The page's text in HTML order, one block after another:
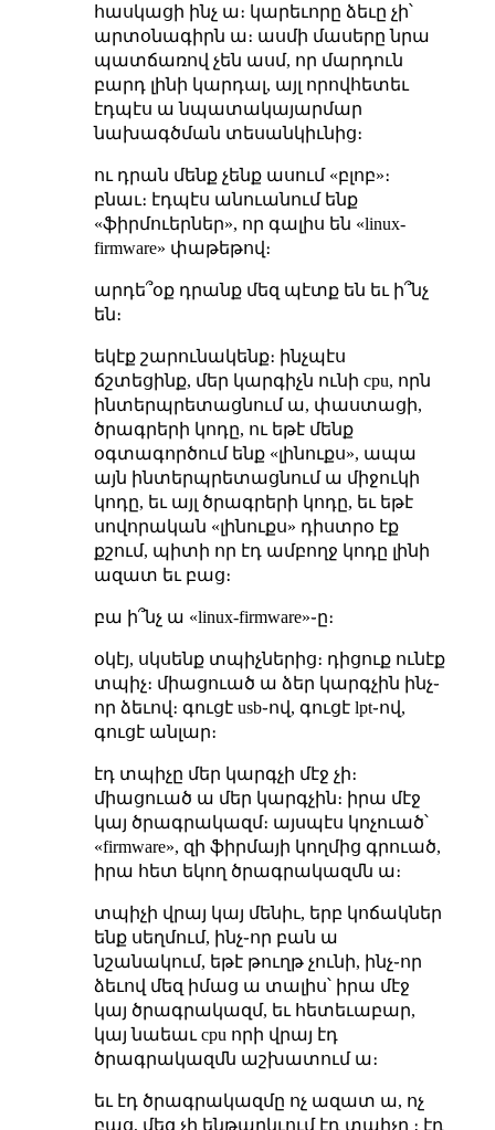
հասկացի ինչ ա։ կարեւորը ձեւը չի՝
արտօնագիրն ա։ ասմի մասերը նրա
պատճառով չեն ասմ, որ մարդուն
բարդ լինի կարդալ, այլ որովհետեւ
էդպէս ա նպատակայարմար
նախագծման տեսանկիւնից։
ու դրան մենք չենք ասում «բլոբ»։
բնաւ։ էդպէս անուանում ենք
«ֆիրմուերներ», որ գալիս են «linux-
firmware» փաթեթով։
արդե՞օք դրանք մեզ պէտք են եւ ի՞նչ
են։
եկէք շարունակենք։ ինչպէս
ճշտեցինք, մեր կարգիչն ունի cpu, որն
ինտերպրետացնում ա, փաստացի,
ծրագրերի կոդը, ու եթէ մենք
օգտագործում ենք «լինուքս», ապա
այն ինտերպրետացնում ա միջուկի
կոդը, եւ այլ ծրագրերի կոդը, եւ եթէ
սովորական «լինուքս» դիստրօ էք
քշում, պիտի որ էդ ամբողջ կոդը լինի
ազատ եւ բաց։
բա ի՞նչ ա «linux-firmware»֊ը։
օկէյ, սկսենք տպիչներից։ դիցուք ունէք
տպիչ։ միացուած ա ձեր կարգչին ինչ֊
որ ձեւով։ գուցէ usb֊ով, գուցէ lpt֊ով,
գուցէ անլար։
էդ տպիչը մեր կարգչի մէջ չի։
միացուած ա մեր կարգչին։ իրա մէջ
կայ ծրագրակազմ։ այսպէս կոչուած՝
«firmware», զի ֆիրմայի կողմից գրուած,
իրա հետ եկող ծրագրակազմն ա։
տպիչի վրայ կայ մենիւ, երբ կոճակներ
ենք սեղմում, ինչ֊որ բան ա
նշանակում, եթէ թուղթ չունի, ինչ֊որ
ձեւով մեզ իմաց ա տալիս՝ իրա մէջ
կայ ծրագրակազմ, եւ հետեւաբար,
կայ նաեաւ cpu որի վրայ էդ
ծրագրակազմն աշխատում ա։
եւ էդ ծրագրակազմը ոչ ազատ ա, ոչ
բաց, մեզ չի ենթարկւում էդ տպիչը ։ էդ